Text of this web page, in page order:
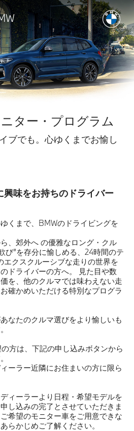
ター・プログラム
ブでも。心ゆくまでお愉し
味をお持ちのドライバー
くまで、BMWのドライビングを
、郊外へ の優雅なロング・クル
び”を存分に愉しめる、24時間のテ
エクスクルーシブな走りの世界を
ドライバーの方へ。 見た目や数
を、他のクルマでは味わえない走
確かめいただける特別なプログラ
なたのクルマ選びをより愉しいも
方は、下記の申し込みボタンから
ーラー近隣にお住まいの方に限ら
ィーラーより日程・希望モデルを
し込みの完了とさせていただきま
希望のモニター車をご用意できな
らかじめご了解ください。